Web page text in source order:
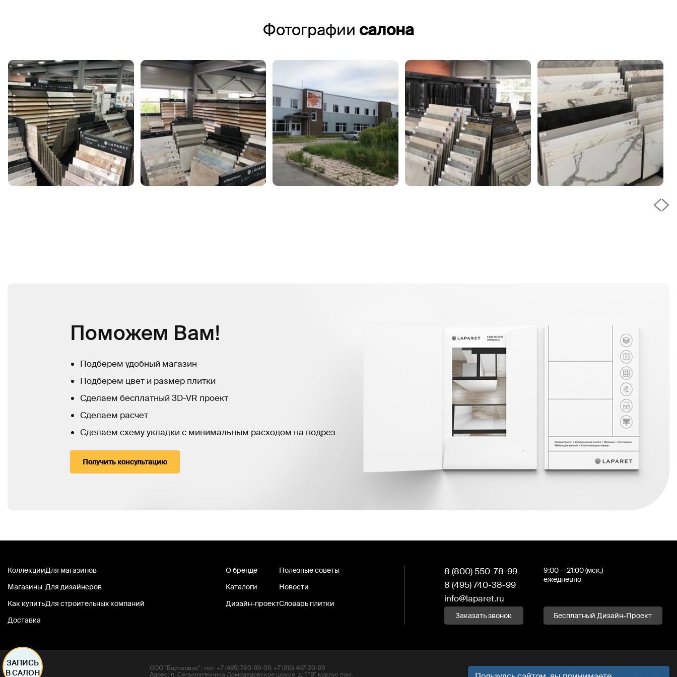
Фотографии салона
Поможем Вам!
Подберем удобный магазин
Подберем цвет и размер плитки
Сделаем бесплатный 3D-VR проект
Сделаем расчет
Сделаем схему укладки с минимальным расходом на подрез
Получить консультацию
Коллекции
Магазины
Как купить
Доставка
Для магазинов
Для дизайнеров
Для строительных компаний
О бренде
Каталоги
Дизайн-проект
Полезные советы
Новости
Словарь плитки
8 (800) 550-78-99
8 (495) 740-38-99
info@laparet.ru
9:00 — 21:00 (мск.)
ежедневно
Заказать звонок Бесплатный Дизайн-Проект
ООО "Баусервис", тел: +7 (495) 780-99-09, +7 (915) 497-20-99
Адрес: п. Сельхозтехника Домодедовское шоссе, д. 1 "В" корпус пом.
ЗАПИСЬ
В САЛОН